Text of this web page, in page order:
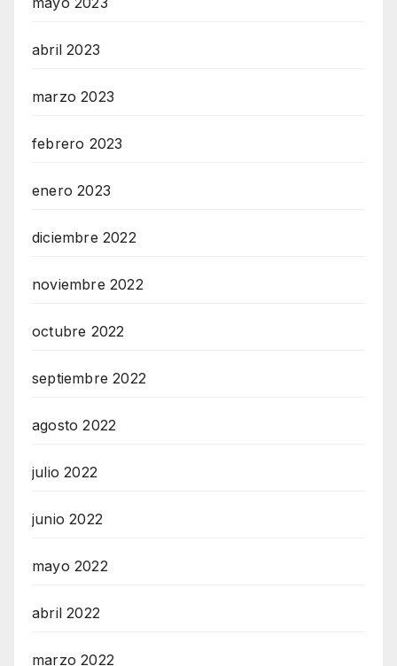
abril 2023
marzo 2023
febrero 2023
enero 2023
diciembre 2022
noviembre 2022
octubre 2022
septiembre 2022
agosto 2022
julio 2022
junio 2022
mayo 2022
abril 2022
marzo 2022